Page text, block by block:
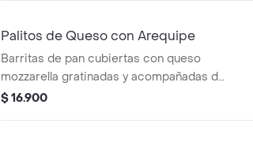
Palitos de Queso con Arequipe
Barritas de pan cubiertas con queso
mozzarella gratinadas y acompañadas de
arequipe
$ 16.900